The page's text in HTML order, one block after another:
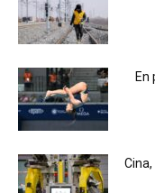
En